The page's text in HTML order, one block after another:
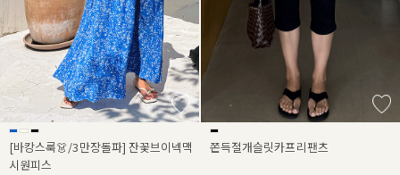
[바캉스룩👗/3만장돌파] 잔꽃브이넥맥
시원피스
쫀득절개슬릿카프리팬츠